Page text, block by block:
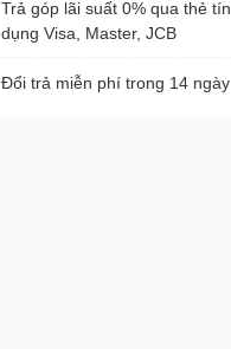
Trả góp lãi suất 0% qua thẻ tín
dụng Visa, Master, JCB
Đổi trả miễn phí trong 14 ngày